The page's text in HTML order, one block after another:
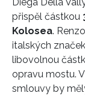
přispěl částkou
Kolosea.
italských
libovolnou
opravu mostu.
smlouvy by